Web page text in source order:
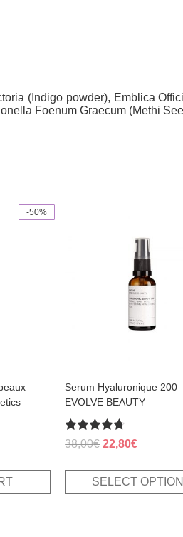
(Indigo powder), Emblica
Foenum Graecum (Methi
-50%
Serum Hyaluronique 200
EVOLVE BEAUTY
Rated
4.70
38,00€ Original
was:
38,00€.
22,80€Current
is:
22,80€.
SELECT
page